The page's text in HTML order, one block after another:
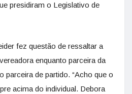
presidiram o Legislativo de
fez questão de ressaltar a
enquanto parceira da
parceira de partido. “Acho que o
acima do individual. Debora